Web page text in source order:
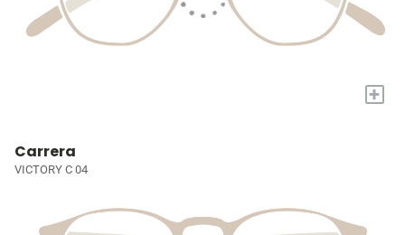
+
Carrera
VICTORY C 04